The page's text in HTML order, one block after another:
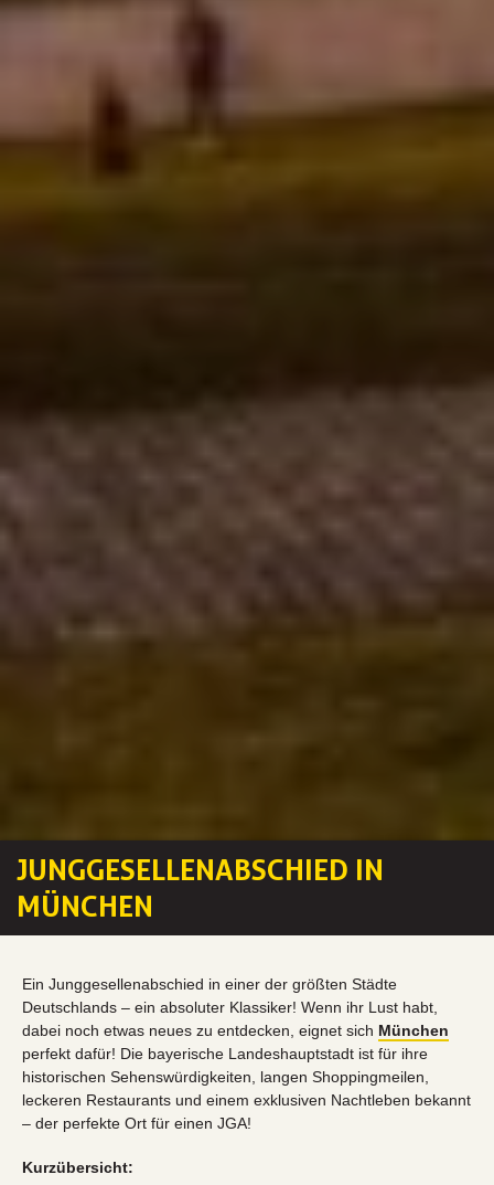
JUNGGESELLENABSCHIED IN
MÜNCHEN
Ein Junggesellenabschied in einer der größten Städte
Deutschlands – ein absoluter Klassiker! Wenn ihr Lust habt,
dabei noch etwas neues zu entdecken, eignet sich München
perfekt dafür! Die bayerische Landeshauptstadt ist für ihre
historischen Sehenswürdigkeiten, langen Shoppingmeilen,
leckeren Restaurants und einem exklusiven Nachtleben bekannt
– der perfekte Ort für einen JGA!
Kurzübersicht: